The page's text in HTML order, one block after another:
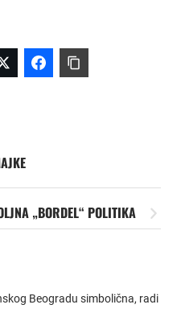
„BORDEL“ POLITIKA
Beogradu simbolična, radi